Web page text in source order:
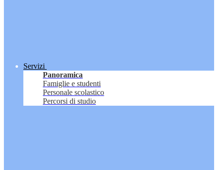
Servizi
Panoramica
Famiglie e studenti
Personale scolastico
Percorsi di studio